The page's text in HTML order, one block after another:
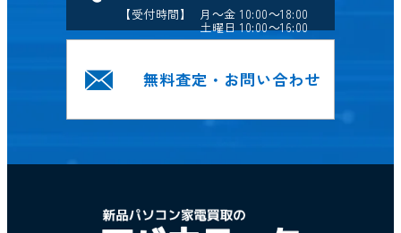
【受付時間】 月～金 10:00～18:00
土曜日 10:00～16:00
無料査定・お問い合わせ